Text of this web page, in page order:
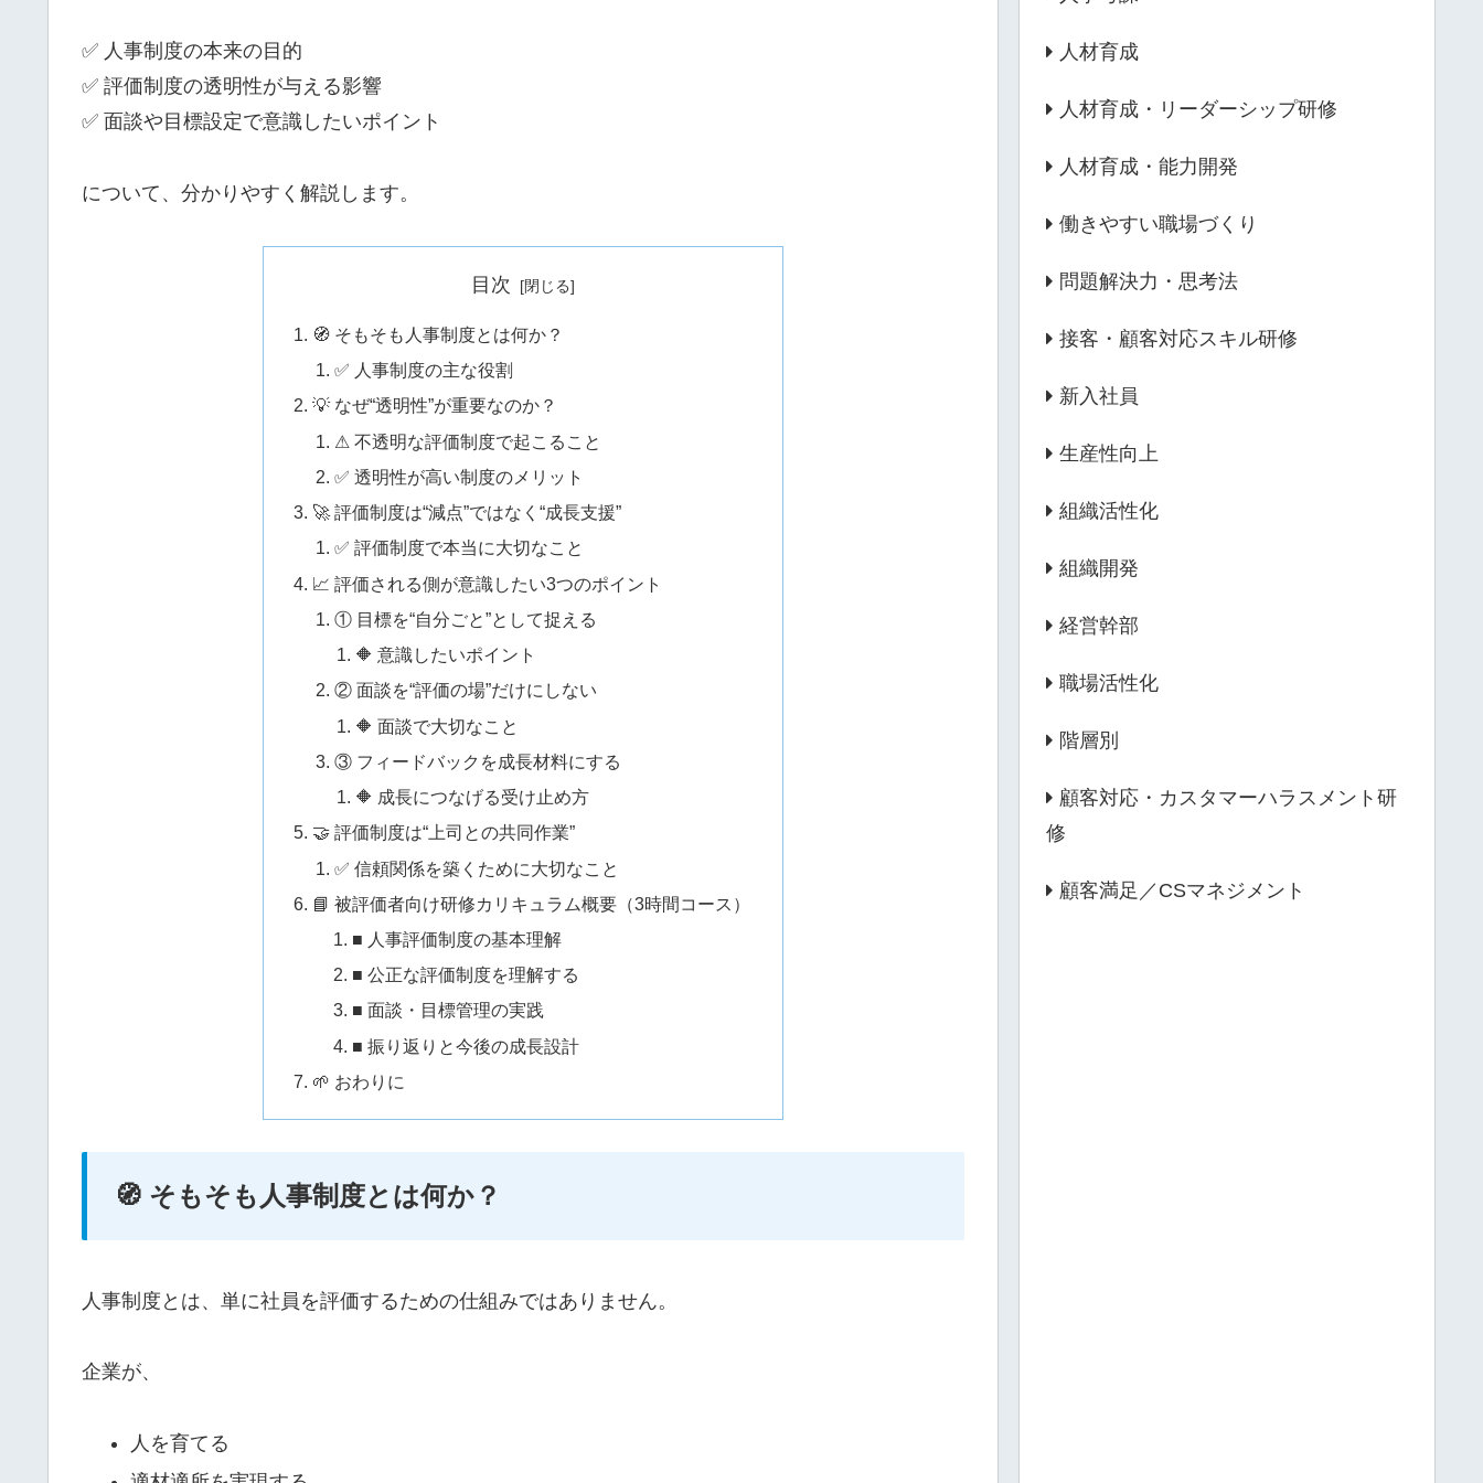
✅ 人事制度の本来の目的
✅ 評価制度の透明性が与える影響
✅ 面談や目標設定で意識したいポイント
について、分かりやすく解説します。
目次
🧭 そもそも人事制度とは何か？
✅ 人事制度の主な役割
💡 なぜ“透明性”が重要なのか？
⚠ 不透明な評価制度で起こること
✅ 透明性が高い制度のメリット
🚀 評価制度は“減点”ではなく“成長支援”
✅ 評価制度で本当に大切なこと
📈 評価される側が意識したい3つのポイント
① 目標を“自分ごと”として捉える
🔶 意識したいポイント
② 面談を“評価の場”だけにしない
🔶 面談で大切なこと
③ フィードバックを成長材料にする
🔶 成長につなげる受け止め方
🤝 評価制度は“上司との共同作業”
✅ 信頼関係を築くために大切なこと
📘 被評価者向け研修カリキュラム概要（3時間コース）
■ 人事評価制度の基本理解
■ 公正な評価制度を理解する
■ 面談・目標管理の実践
■ 振り返りと今後の成長設計
🌱 おわりに
🧭 そもそも人事制度とは何か？
人事制度とは、単に社員を評価するための仕組みではありません。
企業が、
人を育てる
人材育成
人材育成・リーダーシップ研修
人材育成・能力開発
働きやすい職場づくり
問題解決力・思考法
接客・顧客対応スキル研修
新入社員
生産性向上
組織活性化
組織開発
経営幹部
職場活性化
階層別
顧客対応・カスタマーハラスメント研
修
顧客満足／CSマネジメント